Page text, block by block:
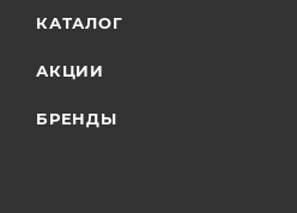
КАТАЛОГ
АКЦИИ
БРЕНДЫ